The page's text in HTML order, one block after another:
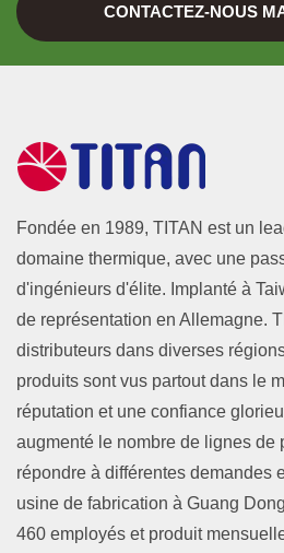
CONTACTEZ-NOUS
Fondée en 1989, TITAN est un
domaine thermique, avec une
d'ingénieurs d'élite. Implanté à
de représentation en Allemagne.
distributeurs dans diverses
produits sont vus partout dans le
réputation et une confiance
augmenté le nombre de lignes de
répondre à différentes demandes
usine de fabrication à Guang
460 employés et produit